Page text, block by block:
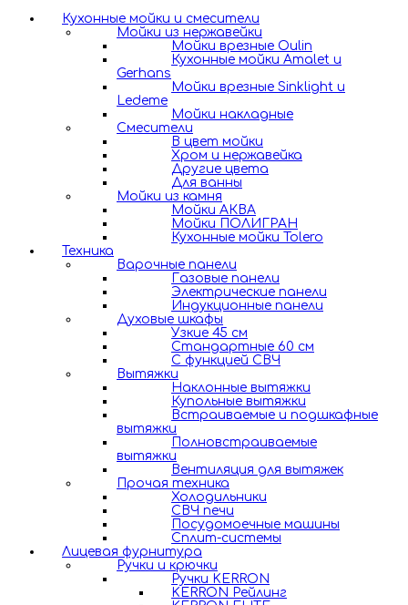
Кухонные мойки и смесители
Мойки из нержавейки
Мойки врезные Oulin
Кухонные мойки Amalet и
Gerhans
Мойки врезные Sinklight и
Ledeme
Мойки накладные
Смесители
В цвет мойки
Хром и нержавейка
Другие цвета
Для ванны
Мойки из камня
Мойки АКВА
Мойки ПОЛИГРАН
Кухонные мойки Tolero
Техника
Варочные панели
Газовые панели
Электрические панели
Индукционные панели
Духовые шкафы
Узкие 45 см
Стандартные 60 см
С функцией СВЧ
Вытяжки
Наклонные вытяжки
Купольные вытяжки
Встраиваемые и подшкафные
вытяжки
Полновстраиваемые
вытяжки
Вентиляция для вытяжек
Прочая техника
Холодильники
СВЧ печи
Посудомоечные машины
Сплит-системы
Лицевая фурнитура
Ручки и крючки
Ручки KERRON
KERRON Рейлинг